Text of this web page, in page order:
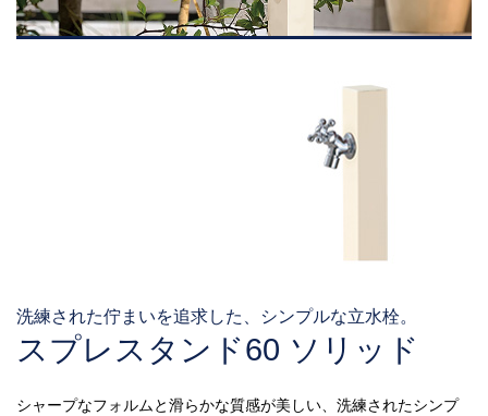
洗練された佇まいを追求した、シンプルな立水栓。
スプレスタンド60 ソリッド
シャープなフォルムと滑らかな質感が美しい、洗練されたシンプ